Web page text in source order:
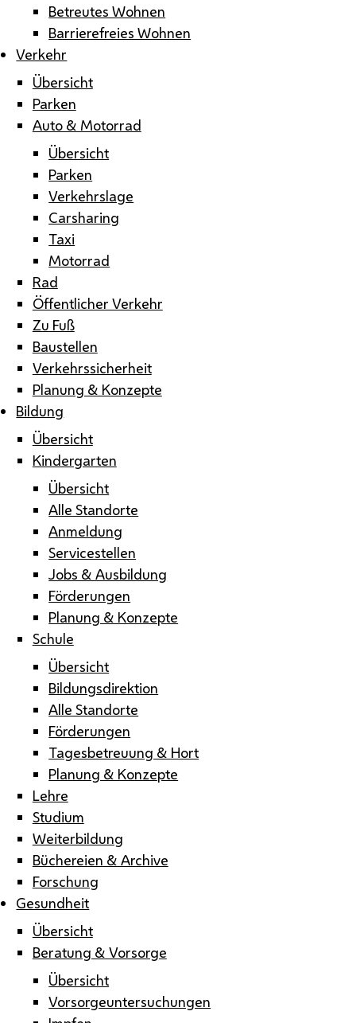
Betreutes Wohnen
Barrierefreies Wohnen
Verkehr
Übersicht
Parken
Auto & Motorrad
Übersicht
Parken
Verkehrslage
Carsharing
Taxi
Motorrad
Rad
Öffentlicher Verkehr
Zu Fuß
Baustellen
Verkehrssicherheit
Planung & Konzepte
Bildung
Übersicht
Kindergarten
Übersicht
Alle Standorte
Anmeldung
Servicestellen
Jobs & Ausbildung
Förderungen
Planung & Konzepte
Schule
Übersicht
Bildungsdirektion
Alle Standorte
Förderungen
Tagesbetreuung & Hort
Planung & Konzepte
Lehre
Studium
Weiterbildung
Büchereien & Archive
Forschung
Gesundheit
Übersicht
Beratung & Vorsorge
Übersicht
Vorsorgeuntersuchungen